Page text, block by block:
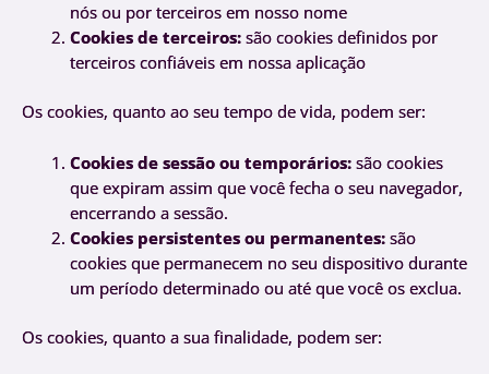
nós ou por terceiros em nosso nome
Cookies de terceiros: são cookies definidos por
terceiros confiáveis em nossa aplicação
Os cookies, quanto ao seu tempo de vida, podem ser:
Cookies de sessão ou temporários: são cookies
que expiram assim que você fecha o seu navegador,
encerrando a sessão.
Cookies persistentes ou permanentes: são
cookies que permanecem no seu dispositivo durante
um período determinado ou até que você os exclua.
Os cookies, quanto a sua finalidade, podem ser: